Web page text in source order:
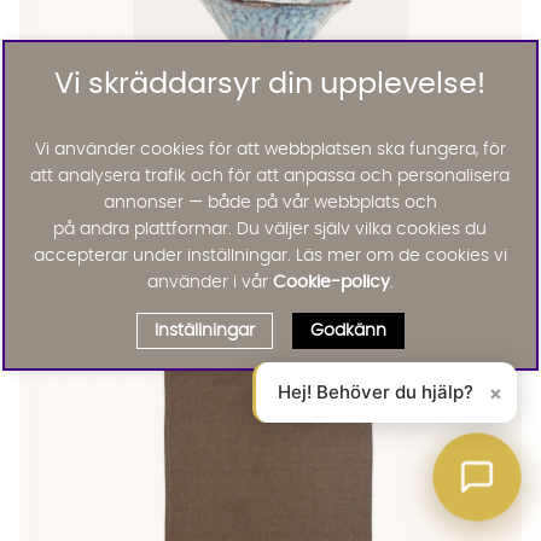
SOISALO Skål 16cm Blå
KAMPANJ
95 :- 165 :-
Vi skräddarsyr din upplevelse!
Vi använder cookies för att webbplatsen ska fungera, för
att analysera trafik och för att anpassa och personalisera
annonser — både på vår webbplats och
på andra plattformar. Du väljer själv vilka cookies du
accepterar under inställningar. Läs mer om de cookies vi
använder i vår Cookie-policy.
Inställningar Godkänn
Hej! Behöver du hjälp? ×